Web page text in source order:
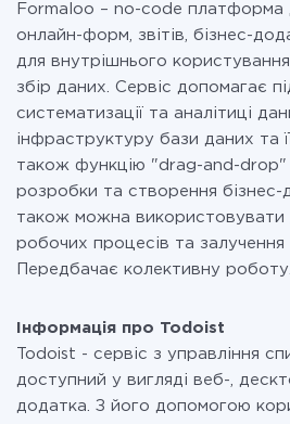
Formaloo – no-code платформа
онлайн-форм, звітів, бізнес-
для внутрішнього
збір даних. Сервіс допомагає
систематизації та аналітиці
інфраструктуру бази даних та
також функцію "drag-and-drop"
розробки та створення бізнес-
також можна використовувати
робочих процесів та залучення
Передбачає колективну роботу.
Інформація про Todoist
Todoist - сервіс з управління
доступний у вигляді веб-,
додатка. З його допомогою